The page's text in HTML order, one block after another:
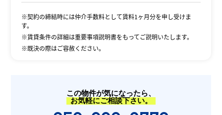
※契約の締結時には仲介手数料として賃料1ヶ月分を申し受けま
す。
※賃貸条件の詳細は重要事項説明書をもってご説明いたします。
※既決の際はご容赦ください。
この物件が気になったら、
お気軽にご相談下さい。